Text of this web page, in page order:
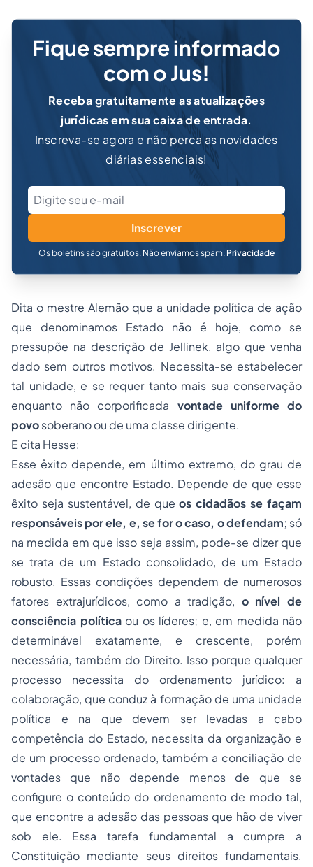
Fique sempre informado
com o Jus!
Receba gratuitamente as atualizações
jurídicas em sua caixa de entrada.
Inscreva-se agora e não perca as novidades
diárias essenciais!
Inscrever
Os boletins são gratuitos. Não enviamos spam. Privacidade
Dita o mestre Alemão que a unidade política de ação
que denominamos Estado não é hoje, como se
pressupõe na descrição de Jellinek, algo que venha
dado sem outros motivos. Necessita-se estabelecer
tal unidade, e se requer tanto mais sua conservação
enquanto não corporificada vontade uniforme do
povosoberano ou de uma classe dirigente.
E cita Hesse:
Esse êxito depende, em último extremo, do grau de
adesão que encontre Estado. Depende de que esse
êxito seja sustentável, de queos cidadãos se façam
responsáveis por ele, e, se for o caso, o defendam; só
na medida em que isso seja assim, pode-se dizer que
se trata de um Estado consolidado, de um Estado
robusto. Essas condições dependem de numerosos
fatores extrajurídicos, como a tradição, o nível de
consciência políticaou os líderes; e, em medida não
determinável exatamente, e crescente, porém
necessária, também do Direito. Isso porque qualquer
processo necessita do ordenamento jurídico: a
colaboração, que conduz à formação de uma unidade
política e na que devem ser levadas a cabo
competência do Estado, necessita da organização e
de um processo ordenado, também a conciliação de
vontades que não depende menos de que se
configure o conteúdo do ordenamento de modo tal,
que encontre a adesão das pessoas que hão de viver
sob ele. Essa tarefa fundamental a cumpre a
Constituição mediante seus direitos fundamentais.